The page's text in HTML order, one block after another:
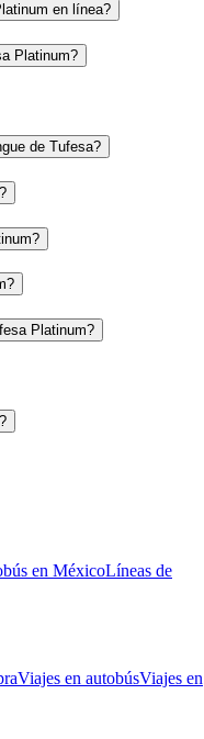
en línea?
Platinum?
de Tufesa?
Platinum?
en MéxicoLíneas de
Viajes en autobúsViajes en